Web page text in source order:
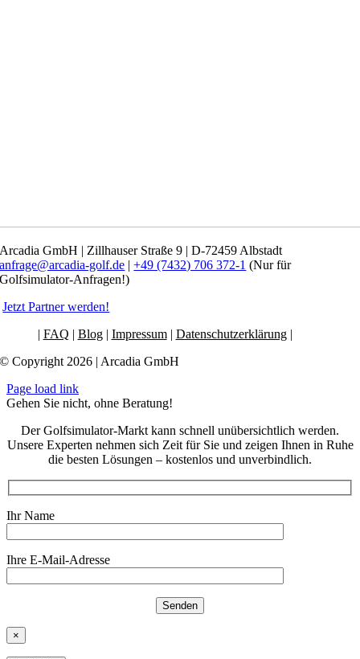
Arcadia GmbH | Zillhauser Straße 9 | D-72459 Albstadt
anfrage@arcadia-golf.de |+49 (7432) 706 372-1 (Nur für
Golfsimulator-Anfragen!)
Jetzt Partner werden!
| FAQ | Blog| Impressum| Datenschutzerklärung|
© Copyright 2026 | Arcadia GmbH
Page load link
Gehen Sie nicht, ohne Beratung!
Der Golfsimulator-Markt kann schnell unübersichtlich werden.
Unsere Experten nehmen sich Zeit für Sie und zeigen Ihnen in Ruhe
die besten Lösungen – kostenlos und unverbindlich.
Ihr Name
Ihre E-Mail-Adresse
×